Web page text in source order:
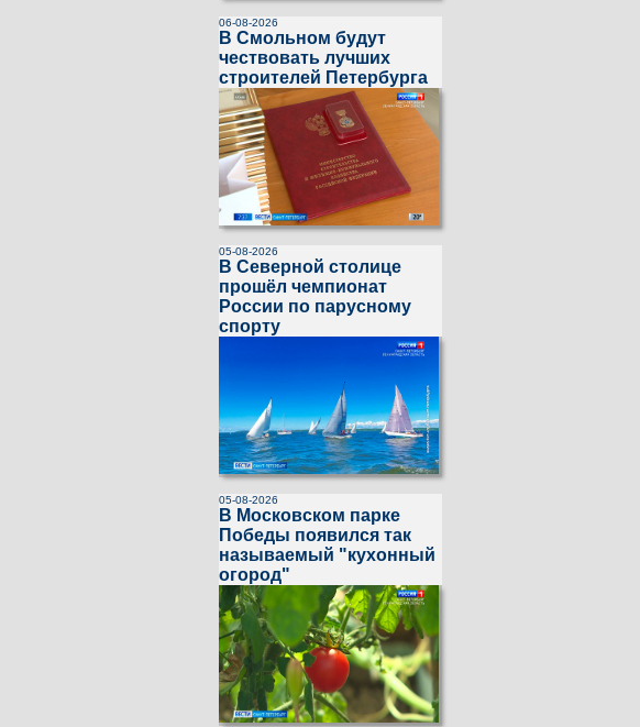
06-08-2026
В Смольном будут
чествовать лучших
строителей Петербурга
05-08-2026
В Северной столице
прошёл чемпионат
России по парусному
спорту
05-08-2026
В Московском парке
Победы появился так
называемый "кухонный
огород"